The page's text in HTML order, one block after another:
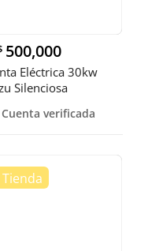
500,000
Eléctrica 30kw
Silenciosa
Cuenta verificada